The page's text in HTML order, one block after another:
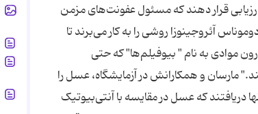
قرار دهند که مسئول عفونت‌های مزمن
آئروجینوزا روشی را به کار می‌برند تا
موادی به نام " بیوفیلم‌ها" که حتی
مارسان و همکارانش در آزمایشگاه، عسل را
دریافتند که عسل در مقایسه با آنتی‌بیوتیک